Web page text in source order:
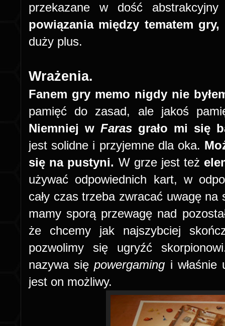
przekazane w dość
powiązania między tematem gry,
duży plus.
Wrażenia.
Fanem gry memo nigdy nie
pamięć do zasad, ale jakoś
Niemniej w Faras grało mi się
jest solidne i przyjemne dla oka.
się na pustyni. W grze jest też
używać odpowiednich kart, w
cały czas trzeba zwracać uwagę
mamy sporą przewagę nad
że chcemy jak najszybciej
pozwolimy się ugryźć
nazywa siępowergaming i właśnie
jest on możliwy.